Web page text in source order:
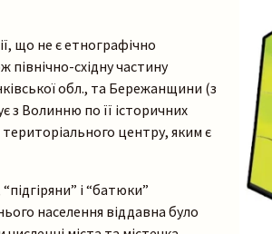
що не є етнографічно
північно-східну частину
обл., та Бережанщини (з
з Волинню по її історичних
центру, яким є
і “батюки”
населення віддавна було